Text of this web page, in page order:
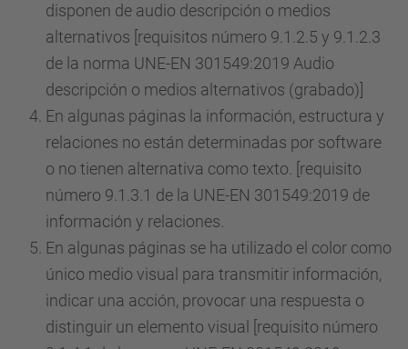
disponen de audio descripción o medios
alternativos [requisitos número 9.1.2.5 y 9.1.2.3
de la norma UNE-EN 301549:2019 Audio
descripción o medios alternativos (grabado)]
En algunas páginas la información, estructura y
relaciones no están determinadas por software
o no tienen alternativa como texto. [requisito
número 9.1.3.1 de la UNE-EN 301549:2019 de
información y relaciones.
En algunas páginas se ha utilizado el color como
único medio visual para transmitir información,
indicar una acción, provocar una respuesta o
distinguir un elemento visual [requisito número